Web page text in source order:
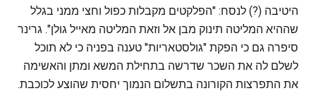
היטיבה (?) לנסח: "הפלקטים מקבלות כפול וחצי ממני בגלל
שההיא המליטה תינוק מבן אל וזאת המליטה מאייל גולן". גרינר
סיפרה גם כי הפקת "גולסטאריות" טענה בפניה כי לא תוכל
לשלם לה את השכר שדרשה בתחילת המשא ומתן והאשימה
את התפרצות הקורונה בתשלום הנמוך יחסית שהוצע לכוכבת.